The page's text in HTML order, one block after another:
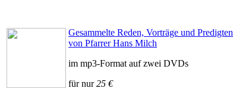
Gesammelte Reden, Vorträge und Predigten
von Pfarrer Hans Milch
im mp3-Format auf zwei DVDs
für nur25 €